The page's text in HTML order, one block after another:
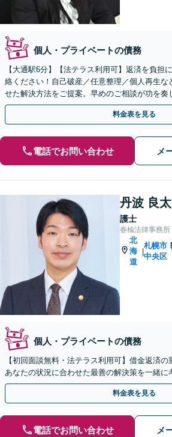
個人・プライベートの債務
【大通駅6分】【法テラス利用可】返済を負担
絡ください！自己破産／任意整理／個人再生な
せた解決方法をご提案。早めのご相談が功を奏
対応可】【完全個室】
料金表を見る
電話でお問い合わせ メ
丹波 良太
護士
春楡法律事務所
北
海
道
|
札幌市
中央区
個人・プライベートの債務
【初回面談無料・法テラス利用可】借金返済の
あなたの状況に合わせた最善の解決策を一緒に
料金表を見る
電話でお問い合わせ メ